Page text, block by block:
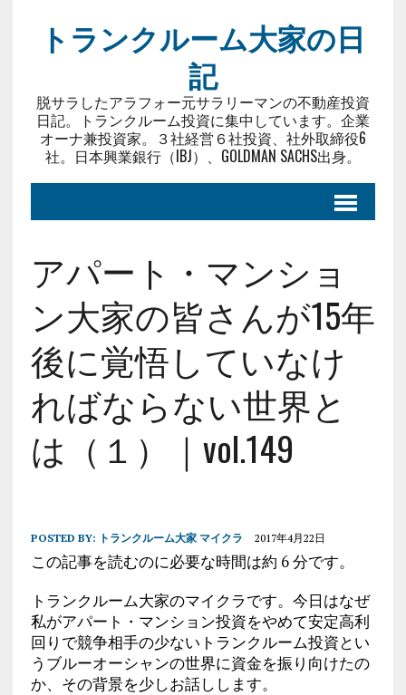
トランクルーム大家の日
記
脱サラしたアラフォー元サラリーマンの不動産投資
日記。トランクルーム投資に集中しています。企業
オーナ兼投資家。３社経営６社投資、社外取締役6
社。日本興業銀行（IBJ）、GOLDMAN SACHS出身。
アパート・マンショ
ン大家の皆さんが15年
後に覚悟していなけ
ればならない世界と
は（１）｜vol.149
POSTED BY: トランクルーム大家 マイクラ 2017年4月22日
この記事を読むのに必要な時間は約 6 分です。
トランクルーム大家のマイクラです。今日はなぜ
私がアパート・マンション投資をやめて安定高利
回りで競争相手の少ないトランクルーム投資とい
うブルーオーシャンの世界に資金を振り向けたの
か、その背景を少しお話しします。